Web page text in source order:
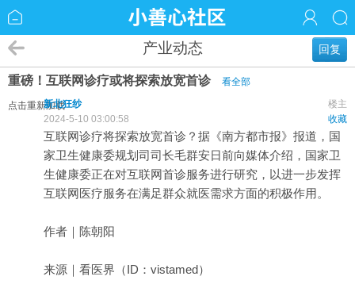
回复
产业动态
重磅！互联网诊疗或将探索放宽首诊 看全部
点击重新加载 楼主
新北狂纱
收藏
2024-5-10 03:00:58
互联网诊疗将探索放宽首诊？据《南方都市报》报道，国
家卫生健康委规划司司长毛群安日前向媒体介绍，国家卫
生健康委正在对互联网首诊服务进行研究，以进一步发挥
互联网医疗服务在满足群众就医需求方面的积极作用。
作者｜陈朝阳
来源｜看医界（ID：vistamed）